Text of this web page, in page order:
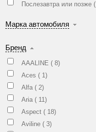
Послезавтра или позже (
Марка автомобиля
Бренд
AAALINE ( 8)
Aces ( 1)
Alfa ( 2)
Aria ( 11)
Aspect ( 18)
Aviline ( 3)